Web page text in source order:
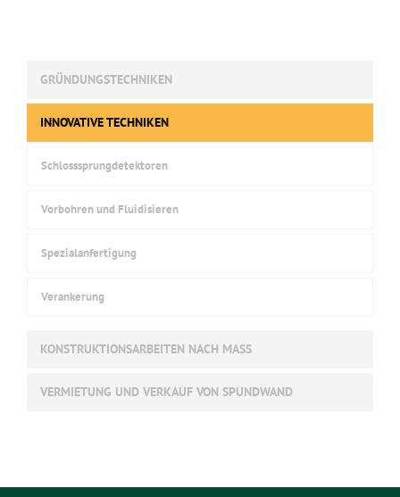
GRÜNDUNGSTECHNIKEN
INNOVATIVE TECHNIKEN
Schlosssprungdetektoren
Vorbohren und Fluidisieren
Spezialanfertigung
Verankerung
KONSTRUKTIONSARBEITEN NACH MASS
VERMIETUNG UND VERKAUF VON SPUNDWAND